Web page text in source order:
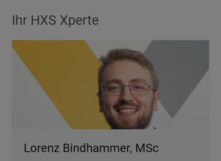
Ihr HXS Xperte
Lorenz Bindhammer, MSc